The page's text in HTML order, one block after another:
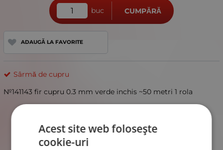
buc CUMPĂRĂ
ADAUGĂ LA FAVORITE
Sârmă de cupru
№141143 fir cupru 0.3 mm verde inchis ~50 metri 1 rola
Acest site web folosește
cookie-uri